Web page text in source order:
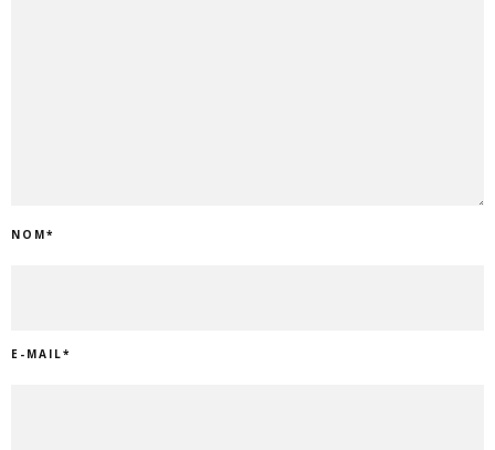
NOM*
E-MAIL*